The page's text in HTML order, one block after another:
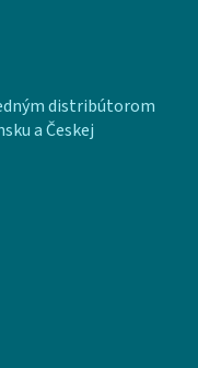
distribútorom
a Českej